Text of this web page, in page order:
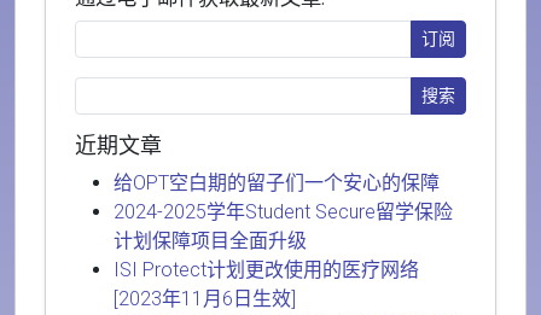
近期文章
给OPT空白期的留子们一个安心的保障
2024-2025学年Student Secure留学保险
计划保障项目全面升级
ISI Protect计划更改使用的医疗网络
[2023年11月6日生效]